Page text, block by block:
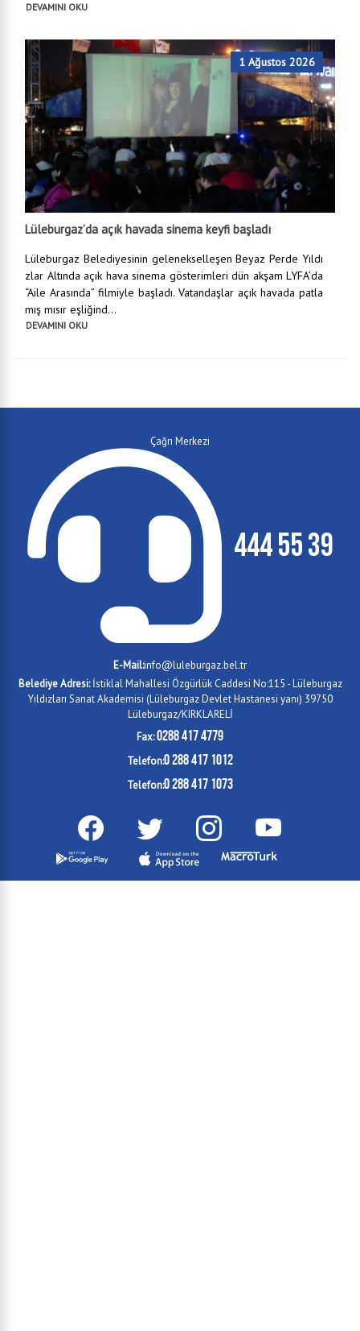
DEVAMINI OKU
1 Ağustos 2026
Lüleburgaz’da açık havada sinema keyfi başladı
Lüleburgaz Belediyesinin gelenekselleşen Beyaz Perde Yıldı
zlar Altında açık hava sinema gösterimleri dün akşam LYFA’da
“Aile Arasında” filmiyle başladı. Vatandaşlar açık havada patla
mış mısır eşliğind...
DEVAMINI OKU
Çağrı Merkezi
444 55 39
E-Mail:info@luleburgaz.bel.tr
Belediye Adresi:İstiklal Mahallesi Özgürlük Caddesi No:115 - Lüleburgaz
Yıldızları Sanat Akademisi (Lüleburgaz Devlet Hastanesi yanı) 39750
Lüleburgaz/KIRKLARELİ
Fax:0288 417 4779
Telefon:0 288 417 1012
Telefon:0 288 417 1073